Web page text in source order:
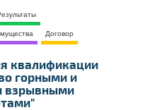
Договор
квалификации
горными и
взрывными